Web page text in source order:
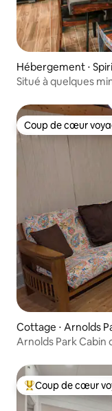
Hébergement ⋅
Situé à quelques
Coup de cœur
Coup de cœur
Cottage ⋅ Arnolds
Arnolds Park Cabin
Coups de cœur
Coup de cœur